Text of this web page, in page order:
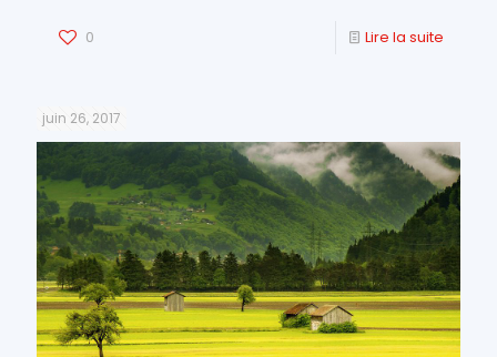
0 Lire la suite
juin 26, 2017